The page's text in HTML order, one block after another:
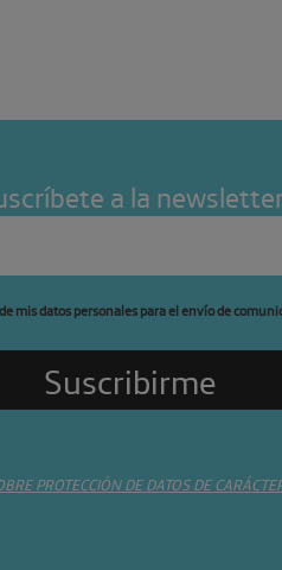
a la
mis datos personales para el envío de
PROTECCIÓN DE DATOS DE